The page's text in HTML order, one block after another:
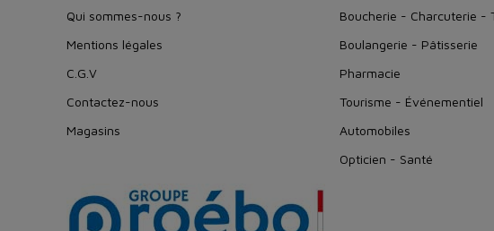
Qui sommes-nous ?
Mentions légales
C.G.V
Contactez-nous
Magasins
Boucherie - Charcuterie -
Boulangerie - Pâtisserie
Pharmacie
Tourisme - Événementiel
Automobiles
Opticien - Santé